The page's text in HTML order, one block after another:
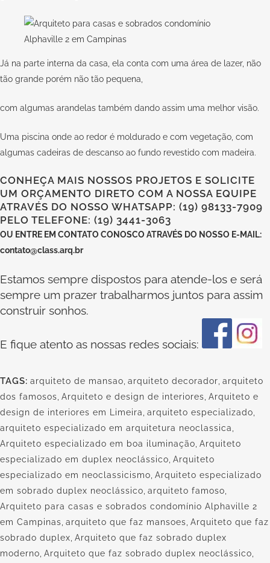
Já na parte interna da casa, ela conta com uma área de lazer, não
tão grande porém não tão pequena,
com algumas arandelas também dando assim uma melhor visão.
Uma piscina onde ao redor é moldurado e com vegetação, com
algumas cadeiras de descanso ao fundo revestido com madeira.
CONHEÇA MAIS NOSSOS PROJETOS E SOLICITE
UM ORÇAMENTO DIRETO COM A NOSSA EQUIPE
ATRAVÉS DO NOSSO WHATSAPP: (19) 98133-7909
PELO TELEFONE: (19) 3441-3063
OU ENTRE EM CONTATO CONOSCOATRAVÉS DO NOSSO E-MAIL:
contato@class.arq.br
Estamos sempre dispostos para atende-los e será
sempre um prazer trabalharmos juntos para assim
construir sonhos.
E fique atento as nossas redes sociais:
TAGS: arquiteto de mansao arquiteto decorador arquiteto
dos famosos Arquiteto e design de interiores Arquiteto e
design de interiores em Limeira arquiteto especializado
arquiteto especializado em arquitetura neoclassica
Arquiteto especializado em boa iluminação Arquiteto
especializado em duplex neoclássico Arquiteto
especializado em neoclassicismo Arquiteto especializado
em sobrado duplex neoclássico arquiteto famoso
Arquiteto para casas e sobrados condomínio Alphaville 2
em Campinas arquiteto que faz mansoes Arquiteto que faz
sobrado duplex Arquiteto que faz sobrado duplex
moderno Arquiteto que faz sobrado duplex neoclássico